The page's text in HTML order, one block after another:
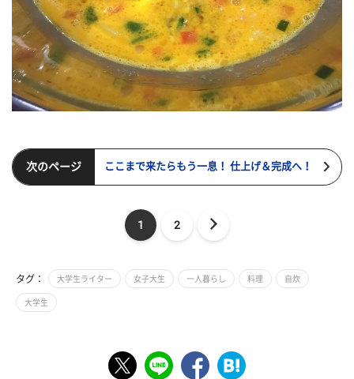
次のページ ここまで来たらもう一息！ 仕上げ＆完成へ！
1 2
タグ： 大学生ライター 女子大生 一人暮らし 料理 自炊
大学生